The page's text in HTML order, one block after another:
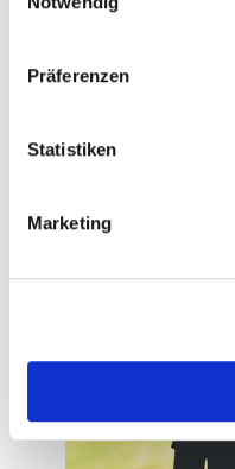
Präferenzen
Statistiken
Marketing